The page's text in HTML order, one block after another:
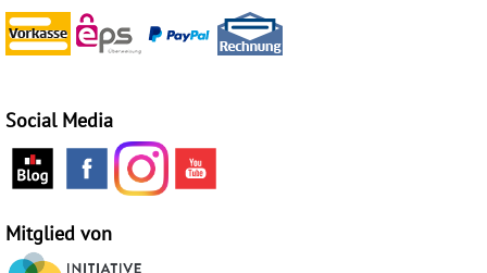
Social Media
Mitglied von